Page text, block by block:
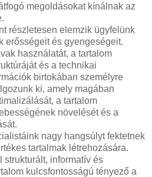
megoldásokat kínálnak az
részletesen elemzik ügyfelünk
erősségeit és gyengeségeit.
használatát, a tartalom
és a technikai
birtokában személyre
ki, amely magában
a tartalom
növelését és a
nagy hangsúlyt fektetnek
tartalmak létrehozására.
strukturált, informatív és
kulcsfontosságú tényező a